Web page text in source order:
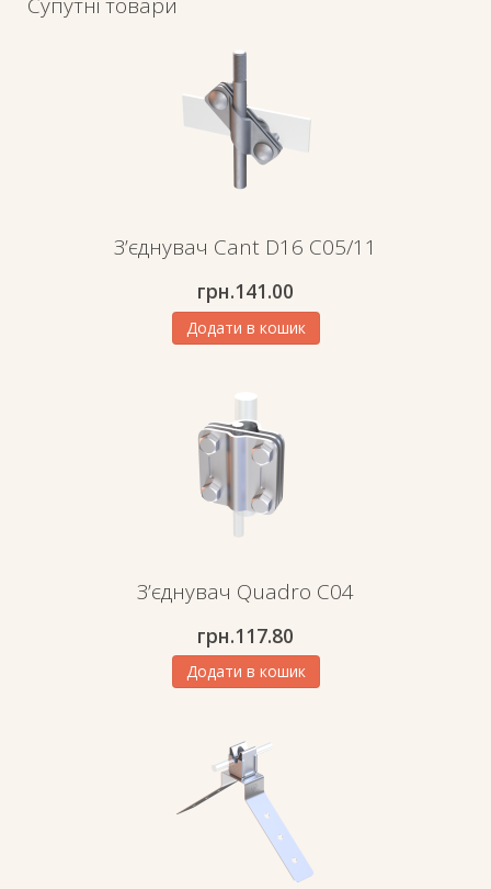
З’єднувач Cant D16 C05/11
грн.141.00
Додати в кошик
З’єднувач Quadro C04
грн.117.80
Додати в кошик